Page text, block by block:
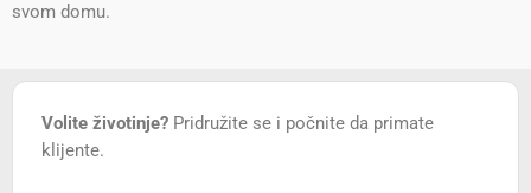
svom domu.
Volite životinje? Pridružite se i počnite da primate
klijente.